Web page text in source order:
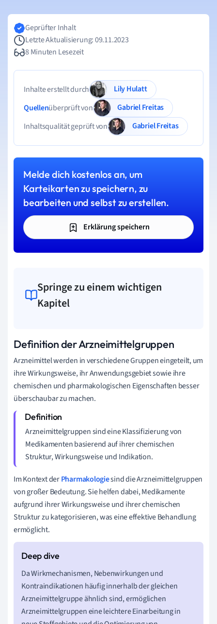
Geprüfter Inhalt
Letzte Aktualisierung: 09.11.2023
8 Minuten Lesezeit
Inhalte erstellt durch
Lily Hulatt
Quellenüberprüft von
Gabriel Freitas
Inhaltsqualität geprüft von
Gabriel Freitas
Melde dich kostenlos an, um
Karteikarten zu speichern, zu
bearbeiten und selbst zu erstellen.
Erklärung speichern
Springe zu einem wichtigen
Kapitel
Definition der Arzneimittelgruppen
Arzneimittel werden in verschiedene Gruppen eingeteilt, um
ihre Wirkungsweise, ihr Anwendungsgebiet sowie ihre
chemischen und pharmakologischen Eigenschaften besser
überschaubar zu machen.
Arzneimittelgruppen sind eine Klassifizierung von
Medikamenten basierend auf ihrer chemischen
Struktur, Wirkungsweise und Indikation.
Im Kontext derPharmakologiesind die Arzneimittelgruppen
von großer Bedeutung. Sie helfen dabei, Medikamente
aufgrund ihrer Wirkungsweise und ihrer chemischen
Struktur zu kategorisieren, was eine effektive Behandlung
ermöglicht.
Da Wirkmechanismen, Nebenwirkungen und
Kontraindikationen häufig innerhalb der gleichen
Arzneimittelgruppe ähnlich sind, ermöglichen
Arzneimittelgruppen eine leichtere Einarbeitung in